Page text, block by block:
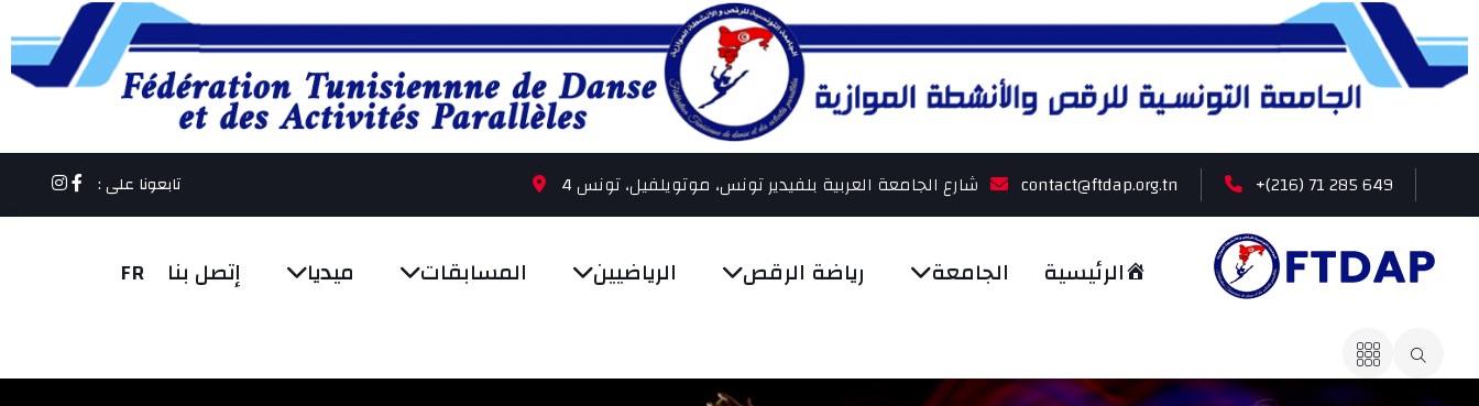
+(216) 71 285 649
contact@ftdap.org.tn 4 شارع الجامعة العربية بلفيدير تونس، موتويلفيل، تونس تابعونا على :
الرئيسية الجامعة رياضة الرقص الرياضيين المسابقات ميديا إتصل بنا FR